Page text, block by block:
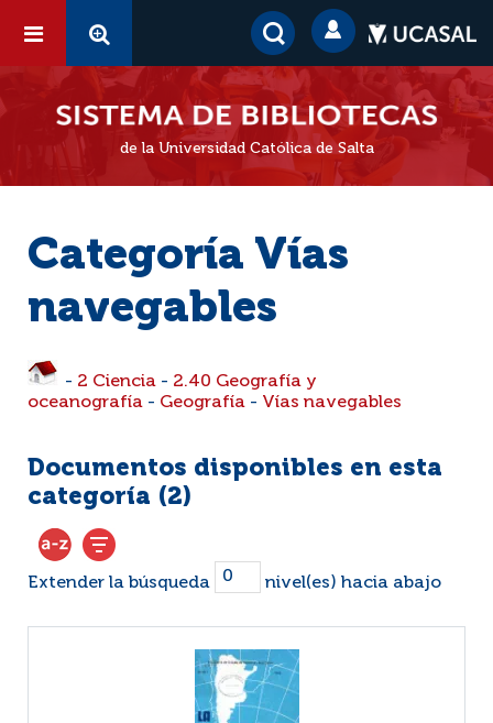
de la Universidad Católica de Salta
Categoría Vías
navegables
- 2 Ciencia - 2.40 Geografía y
oceanografía - Geografía - Vías navegables
Documentos disponibles en esta
categoría (2)
Extender la búsqueda nivel(es) hacia abajo